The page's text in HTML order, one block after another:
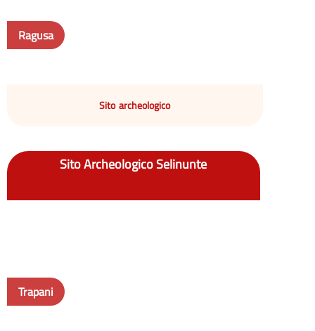
Ragusa
Sito archeologico
Sito Archeologico Selinunte
Trapani